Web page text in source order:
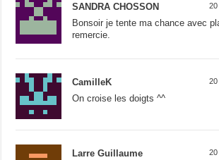
SANDRA CHOSSON 20
Bonsoir je tente ma chance avec
remercie.
CamilleK 20
On croise les doigts ^^
Larre Guillaume 20